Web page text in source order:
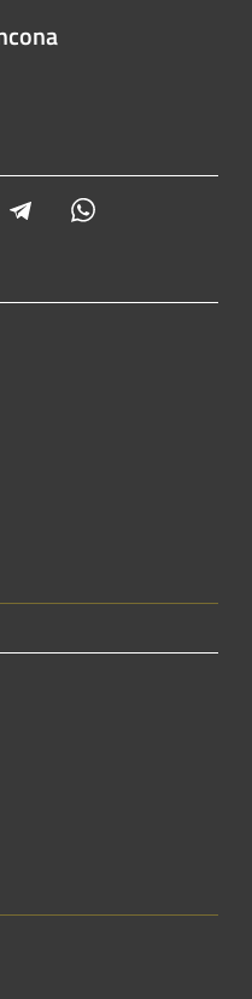
Telegram